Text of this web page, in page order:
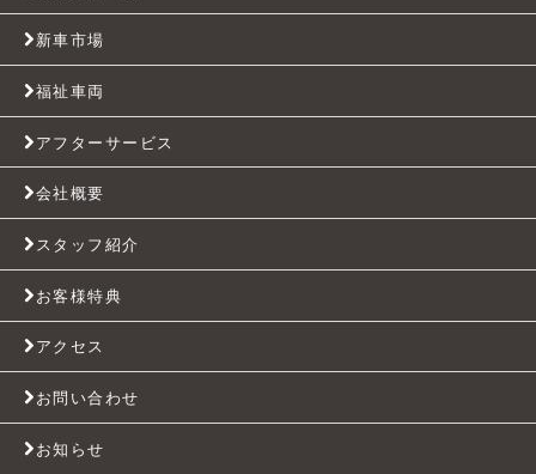
新車市場
福祉車両
アフターサービス
会社概要
スタッフ紹介
お客様特典
アクセス
お問い合わせ
お知らせ